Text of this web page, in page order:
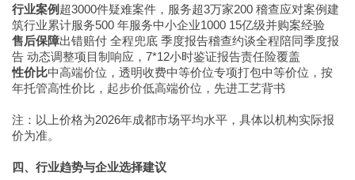
行业案例 超3000件疑难案件，服务超3万家200 稽查应对案例建
筑行业累计服务500 年服务中小企业1000 15亿级并购案经验
售后保障出错赔付 全程兜底 季度报告稽查约谈全程陪同季度报
告 动态调整项目制响应，7*12小时鉴证报告责任险覆盖
性价比中高端价位，透明收费中等价位专项打包中等价位，按
年托管高性价比，起步价低高端价位，先进工艺背书
注：以上价格为2026年成都市场平均水平，具体以机构实际报
价为准。
四、行业趋势与企业选择建议